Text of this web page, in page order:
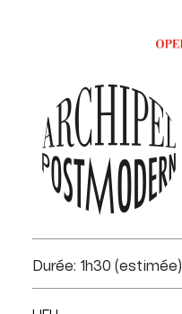
Durée: 1h30 (estimée)